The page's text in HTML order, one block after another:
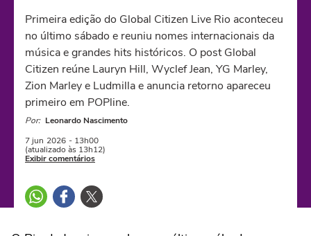
Primeira edição do Global Citizen Live Rio aconteceu
no último sábado e reuniu nomes internacionais da
música e grandes hits históricos. O post Global
Citizen reúne Lauryn Hill, Wyclef Jean, YG Marley,
Zion Marley e Ludmilla e anuncia retorno apareceu
primeiro em POPline.
Por: Leonardo Nascimento
7 jun 2026 - 13h00
(atualizado às 13h12)
Exibir comentários